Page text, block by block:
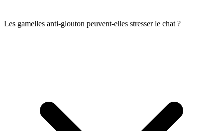
Les gamelles anti-glouton peuvent-elles stresser le chat ?